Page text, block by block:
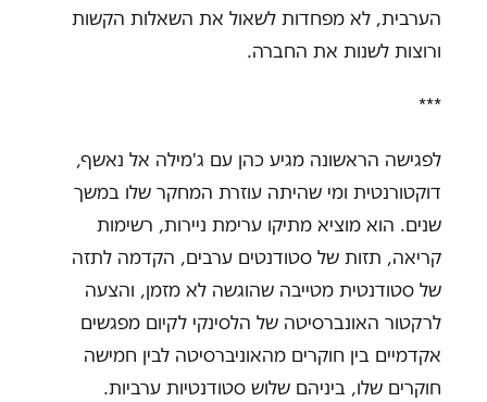
הערבית, לא מפחדות לשאול את השאלות הקשות
ורוצות לשנות את החברה.
***
לפגישה הראשונה מגיע כהן עם ג'מילה אל נאשף,
דוקטורנטית ומי שהיתה עוזרת המחקר שלו במשך
שנים. הוא מוציא מתיקו ערימת ניירות, רשימות
קריאה, תזות של סטודנטים ערבים, הקדמה לתזה
של סטודנטית מטייבה שהוגשה לא מזמן, והצעה
לרקטור האונברסיטה של הלסינקי לקיום מפגשים
אקדמיים בין חוקרים מהאוניברסיטה לבין חמישה
חוקרים שלו, ביניהם שלוש סטודנטיות ערביות.